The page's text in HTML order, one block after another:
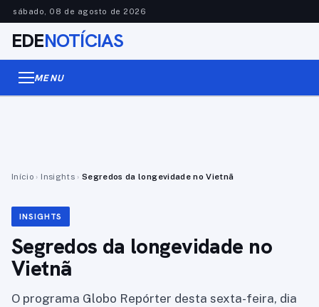
sábado, 08 de agosto de 2026
EDENOTÍCIAS
MENU
Início › Insights › Segredos da longevidade no Vietnã
INSIGHTS
Segredos da longevidade no
Vietnã
O programa Globo Repórter desta sexta-feira, dia